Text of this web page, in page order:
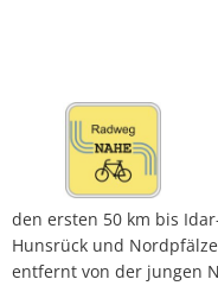
den ersten 50 km bis
Hunsrück und
entfernt von der jungen